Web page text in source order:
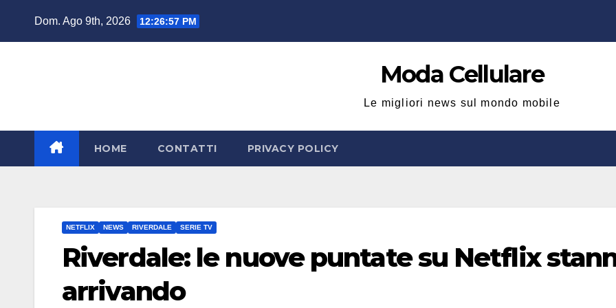
Dom. Ago 9th, 2026 12:26:58 PM
Moda Cellulare
Le migliori news sul mondo mobile
HOME CONTATTI PRIVACY POLICY
NETFLIX NEWS RIVERDALE SERIE TV
Riverdale: le nuove puntate su Netflix
arrivando